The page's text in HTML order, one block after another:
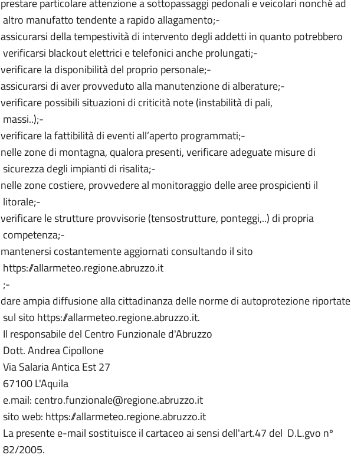
prestare particolare attenzione a sottopassaggi pedonali e veicolari nonché ad
altro manufatto tendente a rapido allagamento;-
assicurarsi della tempestività di intervento degli addetti in quanto potrebbero
verificarsi blackout elettrici e telefonici anche prolungati;-
verificare la disponibilità del proprio personale;-
assicurarsi di aver provveduto alla manutenzione di alberature;-
verificare possibili situazioni di criticità note (instabilità di pali,
massi..);-
verificare la fattibilità di eventi all’aperto programmati;-
nelle zone di montagna, qualora presenti, verificare adeguate misure di
sicurezza degli impianti di risalita;-
nelle zone costiere, provvedere al monitoraggio delle aree prospicienti il
litorale;-
verificare le strutture provvisorie (tensostrutture, ponteggi,..) di propria
competenza;-
mantenersi costantemente aggiornati consultando il sito
https://allarmeteo.regione.abruzzo.it
;-
dare ampia diffusione alla cittadinanza delle norme di autoprotezione riportate
sul sito https://allarmeteo.regione.abruzzo.it.
Il responsabile del Centro Funzionale d'Abruzzo
Dott. Andrea Cipollone
Via Salaria Antica Est 27
67100 L'Aquila
e.mail: centro.funzionale@regione.abruzzo.it
sito web: https://allarmeteo.regione.abruzzo.it
La presente e-mail sostituisce il cartaceo ai sensi dell'art.47 del D.L.gvo nº
82/2005.